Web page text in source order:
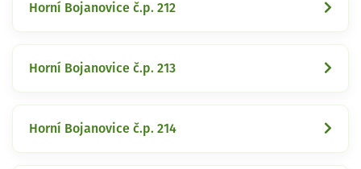
Horní Bojanovice č.p. 212
Horní Bojanovice č.p. 213
Horní Bojanovice č.p. 214